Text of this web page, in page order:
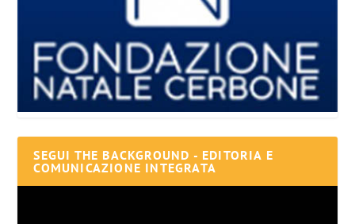
SEGUI THE BACKGROUND - EDITORIA E
COMUNICAZIONE INTEGRATA